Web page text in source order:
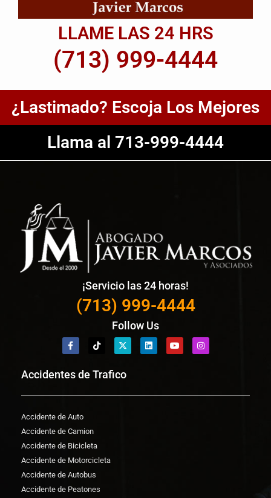
LLAME LAS 24 HRS
(713) 999-4444
¿Lastimado? Escoja Los Mejores
Llama al 713-999-4444
¡Servicio las 24 horas!
(713) 999-4444
Follow Us
Accidentes de Trafico
Accidente de Auto
Accidente de Camion
Accidente de Bicicleta
Accidente de Motorcicleta
Accidente de Autobus
Accidente de Peatones